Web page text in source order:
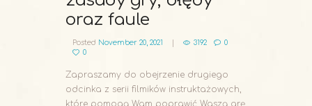
oraz faule
Posted November 20, 2021 3192
0
0
Zapraszamy do obejrzenie drugiego
odcinka z serii filmików instruktażowych,
które pomogą Wam poprawić Waszą grę